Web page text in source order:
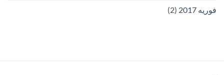
فوریه 2017
(2)